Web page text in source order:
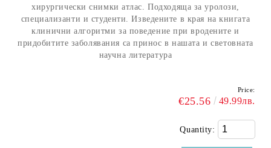
хирургически снимки атлас. Подходяща за уролози,
специализанти и студенти. Изведените в края на книгата
клинични алгоритми за поведение при вродените и
придобитите заболявания са принос в нашата и световната
научна литература
Price:
€25.56 49.99лв.
Quantity: